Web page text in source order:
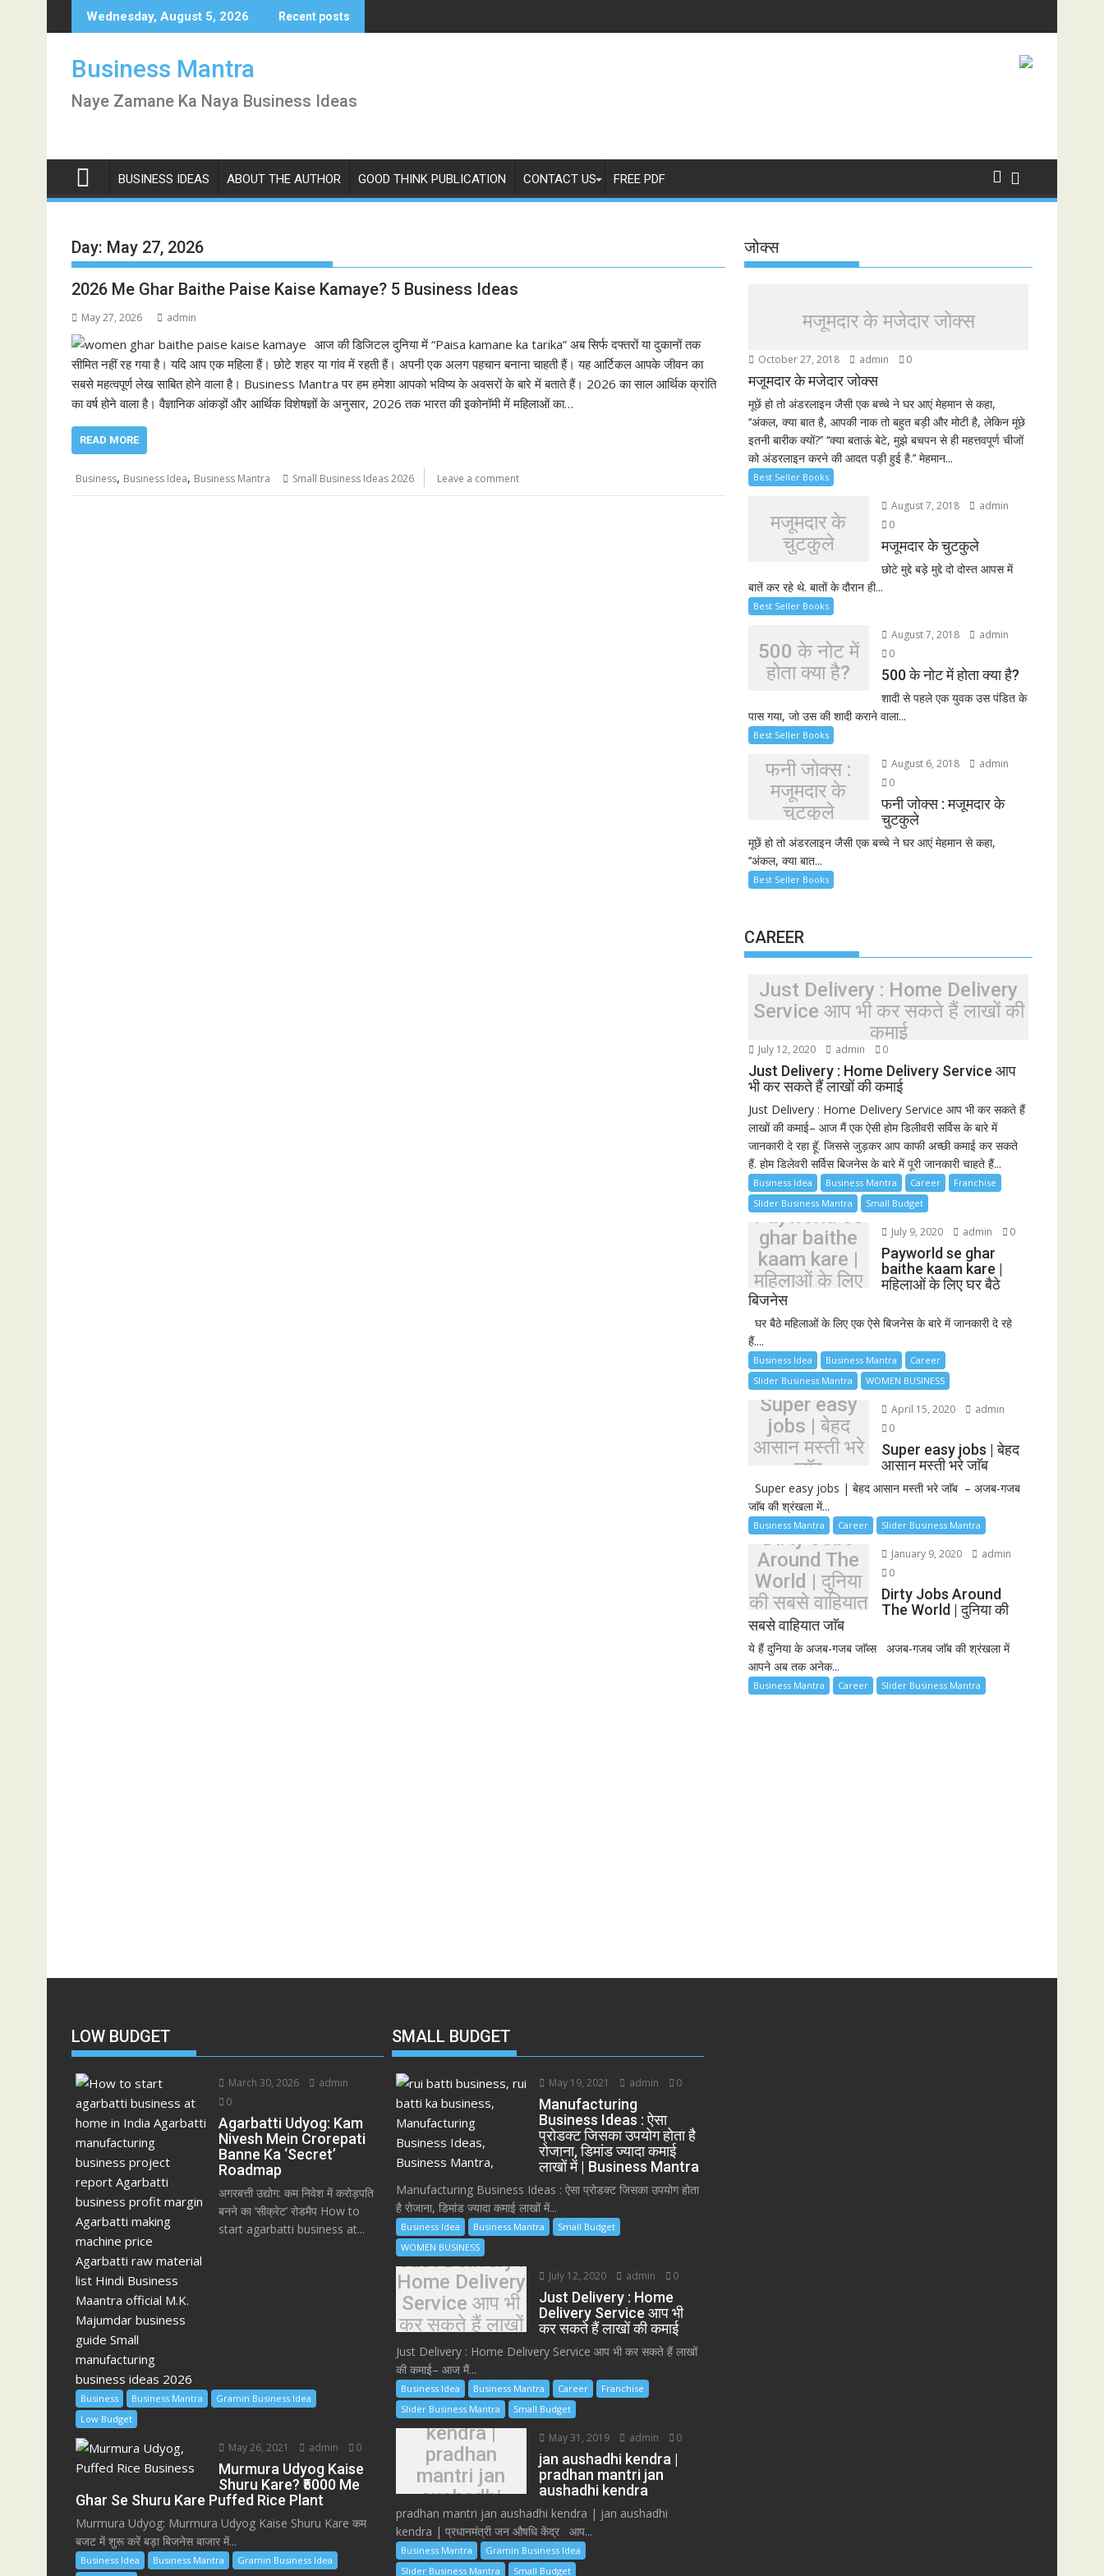
to
Wednesday, August 5, 2026 Recent posts
Business Mantra
Naye Zamane Ka Naya Business Ideas
BUSINESS IDEAS ABOUT THE AUTHOR GOOD THINK PUBLICATION CONTACT US FREE PDF
Day: May 27, 2026
2026 Me Ghar Baithe Paise Kaise Kamaye? 5 Business Ideas
May 27, 2026 admin
आज की डिजिटल दुनिया में “Paisa kamane ka tarika” अब सिर्फ दफ्तरों या दुकानों तक
सीमित नहीं रह गया है। यदि आप एक महिला हैं। छोटे शहर या गांव में रहती हैं। अपनी एक अलग पहचान बनाना चाहती हैं। यह आर्टिकल आपके जीवन का
सबसे महत्वपूर्ण लेख साबित होने वाला है। Business Mantra पर हम हमेशा आपको भविष्य के अवसरों के बारे में बताते हैं। 2026 का साल आर्थिक क्रांति
का वर्ष होने वाला है। वैज्ञानिक आंकड़ों और आर्थिक विशेषज्ञों के अनुसार, 2026 तक भारत की इकोनॉमी में महिलाओं का…
READ MORE
Business, Business Idea, Business Mantra Small Business Ideas 2026 Leave a comment
जोक्स
मजूमदार के मजेदार जोक्स
October 27, 2018 admin 0
मजूमदार के मजेदार जोक्स
मूछें हो तो अंडरलाइन जैसी एक बच्चे ने घर आएं मेहमान से कहा,
‘‘अंकल, क्या बात है, आपकी नाक तो बहुत बड़ी और मोटी है, लेकिन मूंछे
इतनी बारीक क्यों?’’ ‘‘क्या बताऊं बेटे, मुझे बचपन से ही महत्तवपूर्ण चीजों
को अंडरलाइन करने की आदत पड़ी हुई है.’’ मेहमान...
Best Seller Books
मजूमदार के
चुटकुले
August 7, 2018
admin
0
मजूमदार के चुटकुले
छोटे मुद्दे बड़े मुद्दे दो दोस्त आपस में
बातें कर रहे थे. बातों के दौरान ही...
Best Seller Books
500 के नोट में
होता क्या है?
August 7, 2018
admin
0
500 के नोट में होता क्या है?
शादी से पहले एक युवक उस पंडित के
पास गया, जो उस की शादी कराने वाला...
Best Seller Books
फनी जोक्स :
मजूमदार के
चुटकुले
August 6, 2018
admin
0
फनी जोक्स : मजूमदार के
चुटकुले
मूछें हो तो अंडरलाइन जैसी एक बच्चे ने घर आएं मेहमान से कहा,
‘‘अंकल, क्या बात...
Best Seller Books
CAREER
Just Delivery : Home Delivery
Service आप भी कर सकते हैं लाखों की
कमाई
July 12, 2020 admin 0
Just Delivery : Home Delivery Service आप
भी कर सकते हैं लाखों की कमाई
Just Delivery : Home Delivery Service आप भी कर सकते हैं
लाखों की कमाई– आज मैं एक ऐसी होम डिलीवरी सर्विस के बारे में
जानकारी दे रहा हूॅ. जिससे जुड़कर आप काफी अच्छी कमाई कर सकते
हैं. होम डिलेवरी सर्विस बिजनेस के बारे में पूरी जानकारी चाहते हैं...
Business Idea Business Mantra Career
Franchise
Slider Business Mantra
Small Budget
Payworld se
ghar baithe
kaam kare |
महिलाओं के लिए
घर बैठे बिजनेस
July 9, 2020 admin 0
Payworld se ghar
baithe kaam kare |
महिलाओं के लिए घर बैठे
बिजनेस
घर बैठे महिलाओं के लिए एक ऐसे बिजनेस के बारे में जानकारी दे रहे
हैं....
Business Idea Business Mantra
Career
Slider Business Mantra
WOMEN BUSINESS
Super easy
jobs | बेहद
आसान मस्ती भरे
जाॅब
April 15, 2020
admin
0
Super easy jobs | बेहद
आसान मस्ती भरे जाॅब
Super easy jobs | बेहद आसान मस्ती भरे जाॅब – अजब-गजब
जाॅब की श्रंखला में...
Business Mantra Career Slider Business Mantra
Dirty Jobs
Around The
World | दुनिया
की सबसे वाहियात
जाॅब
January 9, 2020
admin
0
Dirty Jobs Around
The World | दुनिया की
सबसे वाहियात जाॅब
ये हैं दुनिया के अजब-गजब जाॅब्स अजब-गजब जाॅब की श्रंखला में
आपने अब तक अनेक...
Business Mantra Career Slider Business Mantra
LOW BUDGET
March 30, 2026
admin
0
Agarbatti Udyog: Kam
Nivesh Mein Crorepati
Banne Ka ‘Secret’
Roadmap
अगरबत्ती उद्योग: कम निवेश में करोड़पति
बनने का ‘सीक्रेट’ रोडमैप How to
start agarbatti business at...
Business Business Mantra
Gramin Business Idea
Low Budget
May 26, 2021 admin 0
Murmura Udyog Kaise
Shuru Kare? ₹5000 Me
Ghar Se Shuru Kare Puffed Rice Plant
Murmura Udyog: Murmura Udyog Kaise Shuru Kare कम
बजट में शुरू करें बड़ा बिजनेस बाजार में...
Business Idea Business Mantra
Gramin Business Idea
SMALL BUDGET
May 19, 2021 admin 0
Manufacturing
Business Ideas : ऐसा
प्रोडक्ट जिसका उपयोग होता है
रोजाना, डिमांड ज्यादा कमाई
लाखों में | Business Mantra
Manufacturing Business Ideas : ऐसा प्रोडक्ट जिसका उपयोग होता
है रोजाना, डिमांड ज्यादा कमाई लाखों में...
Business Idea Business Mantra
Small Budget
WOMEN BUSINESS
Just Delivery :
Home Delivery
Service आप भी
कर सकते हैं लाखों
की कमाई
July 12, 2020 admin 0
Just Delivery : Home
Delivery Service आप भी
कर सकते हैं लाखों की कमाई
Just Delivery : Home Delivery Service आप भी कर सकते हैं लाखों
की कमाई– आज मैं...
Business Idea Business Mantra Career
Franchise
Slider Business Mantra
Small Budget
jan aushadhi
kendra |
pradhan
mantri jan
aushadhi
kendra
May 31, 2019 admin 0
jan aushadhi kendra |
pradhan mantri jan
aushadhi kendra
pradhan mantri jan aushadhi kendra | jan aushadhi
kendra | प्रधानमंत्री जन औषधि केंद्र आप...
Business Mantra
Gramin Business Idea
Slider Business Mantra
Small Budget